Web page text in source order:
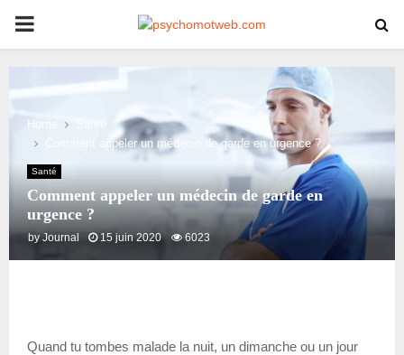
PRIMARY
Home
Santé
Comment appeler un médecin de garde en urgence ?
Santé
Comment appeler un médecin de garde en
urgence ?
byJournal 15 juin 2020 6023
Quand tu tombes malade la nuit, un dimanche ou un jour